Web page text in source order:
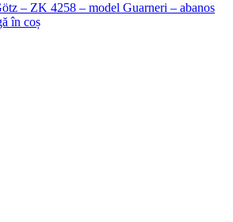
– ZK 4258 – model Guarneri – abanos
în coș